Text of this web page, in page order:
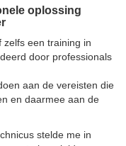
oplossing
zelfs een training in
door professionals
aan de vereisten die
en daarmee aan de
stelde me in